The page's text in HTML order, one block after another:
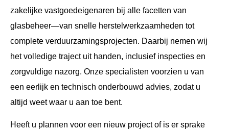
zakelijke vastgoedeigenaren bij alle facetten van
glasbeheer—van snelle herstelwerkzaamheden tot
complete verduurzamingsprojecten. Daarbij nemen wij
het volledige traject uit handen, inclusief inspecties en
zorgvuldige nazorg. Onze specialisten voorzien u van
een eerlijk en technisch onderbouwd advies, zodat u
altijd weet waar u aan toe bent.
Heeft u plannen voor een nieuw project of is er sprake